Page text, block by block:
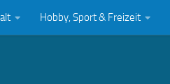
Hobby, Sport & Freizeit